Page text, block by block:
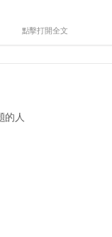
點擊打開全文
的人